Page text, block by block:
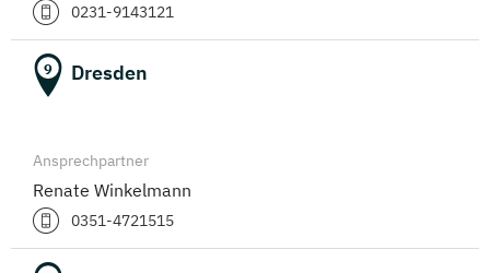
0231-9143121
9 Dresden
Ansprechpartner
Renate Winkelmann
0351-4721515